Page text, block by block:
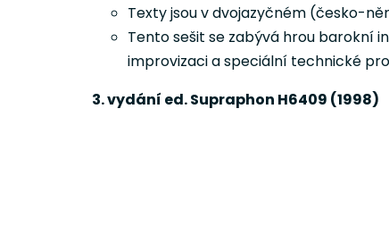
Texty jsou v dvojazyčném (česko-
Tento sešit se zabývá hrou barokní
improvizaci a speciální technické
3. vydání ed. Supraphon H6409 (1998)